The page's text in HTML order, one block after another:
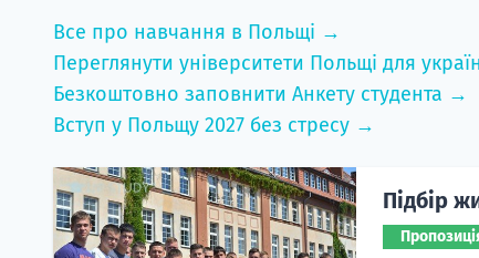
Все про навчання в Польщі →
Переглянути університети Польщі для
Безкоштовно заповнити Анкету студента →
Вступ у Польщу 2027 без стресу →
Підбір